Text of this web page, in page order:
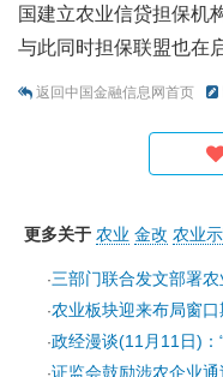
国建立农业信贷担保机
与此同时担保联盟也在
返回中国金融信息网首页
更多关于 农业 金改 农业
·三部门联合发文部署
·农业板块迎来布局窗
·政经漫谈(11月11日)：
·证监会鼓励涉农企业